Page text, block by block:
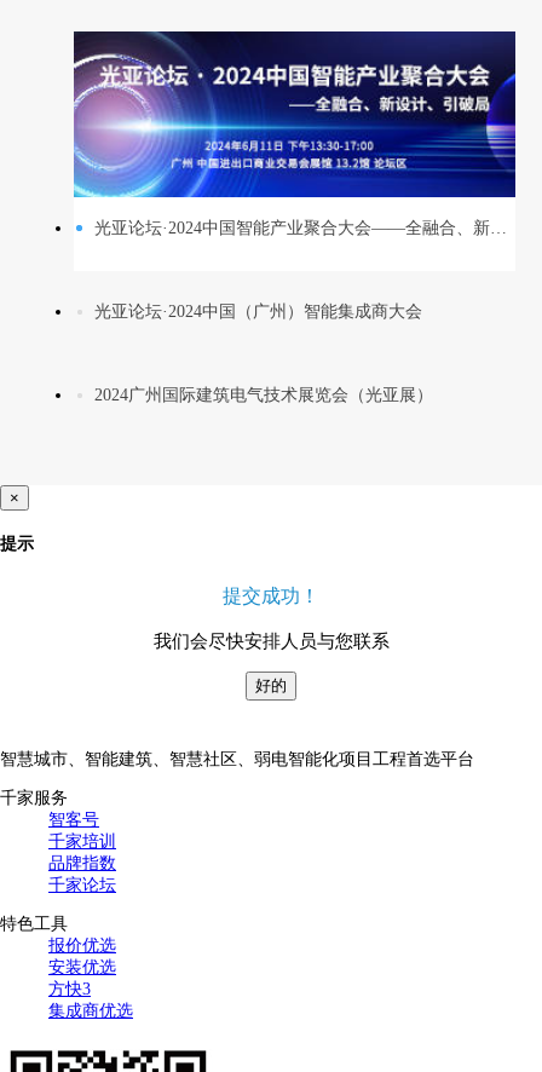
光亚论坛·2024中国智能产业聚合大会——全融合、新设计、引破局
光亚论坛·2024中国（广州）智能集成商大会
2024广州国际建筑电气技术展览会（光亚展）
×
提示
提交成功！
我们会尽快安排人员与您联系
好的
智慧城市、智能建筑、智慧社区、弱电智能化项目工程首选平台
千家服务
智客号
千家培训
品牌指数
千家论坛
特色工具
报价优选
安装优选
方快3
集成商优选